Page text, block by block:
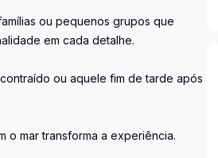
ou pequenos grupos que
em cada detalhe.
ou aquele fim de tarde após
mar transforma a experiência.